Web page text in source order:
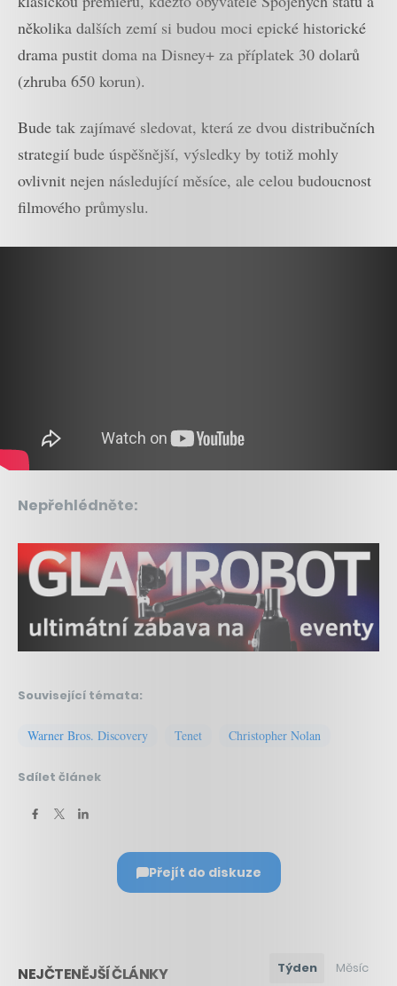
několika dalších zemí si budou moci epické historické
drama pustit doma na Disney+ za příplatek 30 dolarů
(zhruba 650 korun).
Bude tak zajímavé sledovat, která ze dvou distribučních
strategií bude úspěšnější, výsledky by totiž mohly
ovlivnit nejen následující měsíce, ale celou budoucnost
filmového průmyslu.
Nepřehlédněte:
Související témata:
Warner Bros. Discovery Tenet Christopher Nolan
Sdílet článek
Přejít do diskuze
NEJČTENĚJŠÍ ČLÁNKY Týden Měsíc